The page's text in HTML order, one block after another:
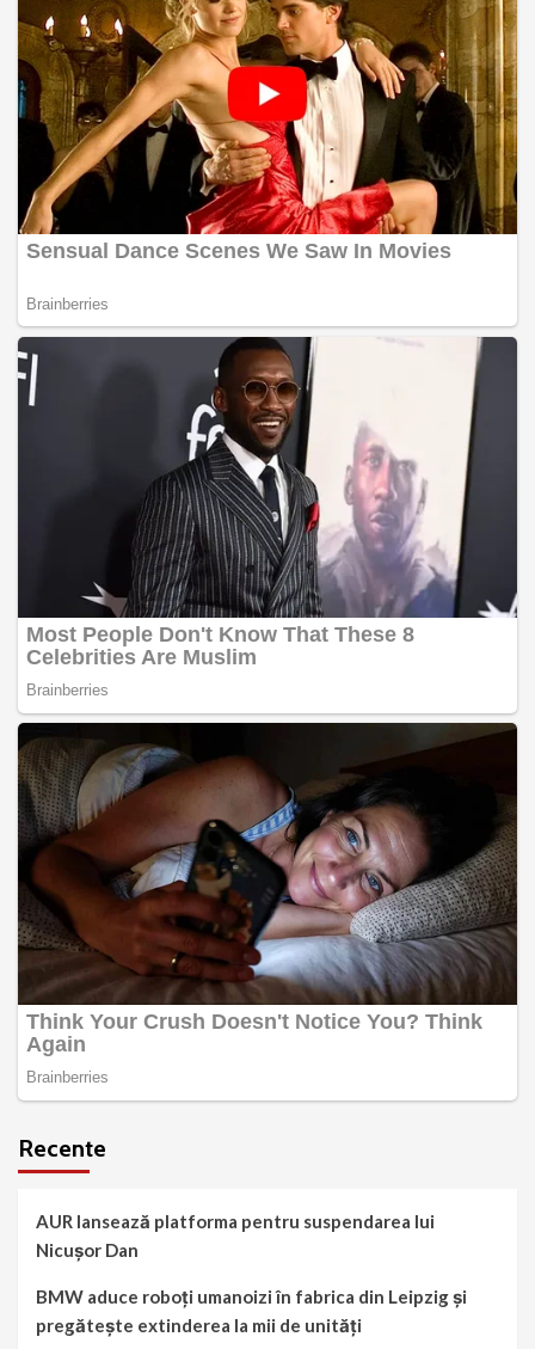
Recente
AUR lansează platforma pentru suspendarea lui
Nicușor Dan
BMW aduce roboți umanoizi în fabrica din Leipzig și
pregătește extinderea la mii de unități